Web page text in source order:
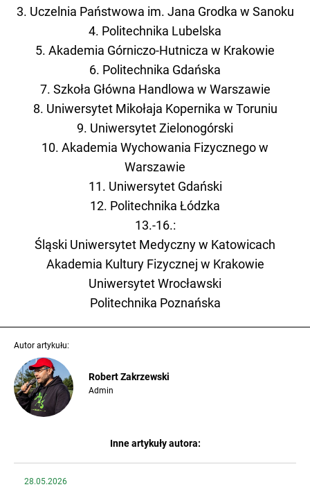
3. Uczelnia Państwowa im. Jana Grodka w Sanoku
4. Politechnika Lubelska
5. Akademia Górniczo-Hutnicza w Krakowie
6. Politechnika Gdańska
7. Szkoła Główna Handlowa w Warszawie
8. Uniwersytet Mikołaja Kopernika w Toruniu
9. Uniwersytet Zielonogórski
10. Akademia Wychowania Fizycznego w
Warszawie
11. Uniwersytet Gdański
12. Politechnika Łódzka
13.-16.:
Śląski Uniwersytet Medyczny w Katowicach
Akademia Kultury Fizycznej w Krakowie
Uniwersytet Wrocławski
Politechnika Poznańska
Autor artykułu:
Robert Zakrzewski
Admin
Inne artykuły autora:
28.05.2026